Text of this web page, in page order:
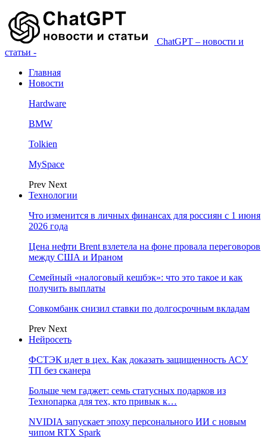
ChatGPT – новости и
статьи -
Главная
Новости
Hardware
BMW
Tolkien
MySpace
Prev Next
Технологии
Что изменится в личных финансах для россиян с 1 июня
2026 года
Цена нефти Brent взлетела на фоне провала переговоров
между США и Ираном
Семейный «налоговый кешбэк»: что это такое и как
получить выплаты
Совкомбанк снизил ставки по долгосрочным вкладам
Prev Next
Нейросеть
ФСТЭК идет в цех. Как доказать защищенность АСУ
ТП без сканера
Больше чем гаджет: семь статусных подарков из
Технопарка для тех, кто привык к…
NVIDIA запускает эпоху персонального ИИ с новым
чипом RTX Spark